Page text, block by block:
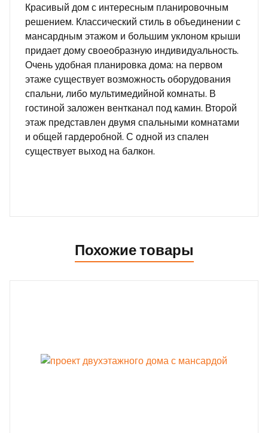
Красивый дом с интересным планировочным
решением. Классический стиль в объединении с
мансардным этажом и большим уклоном крыши
придает дому своеобразную индивидуальность.
Очень удобная планировка дома: на первом
этаже существует возможность оборудования
спальни, либо мультимедийной комнаты. В
гостиной заложен вентканал под камин. Второй
этаж представлен двумя спальными комнатами
и общей гардеробной. С одной из спален
существует выход на балкон.
Похожие товары